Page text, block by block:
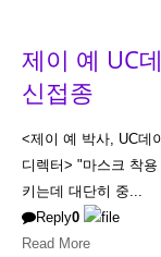
제이 예 UC
신접종
<제이 예 박사, UC데
디렉터> "마스크 착
키는데 대단히 중...
Reply0
Read More